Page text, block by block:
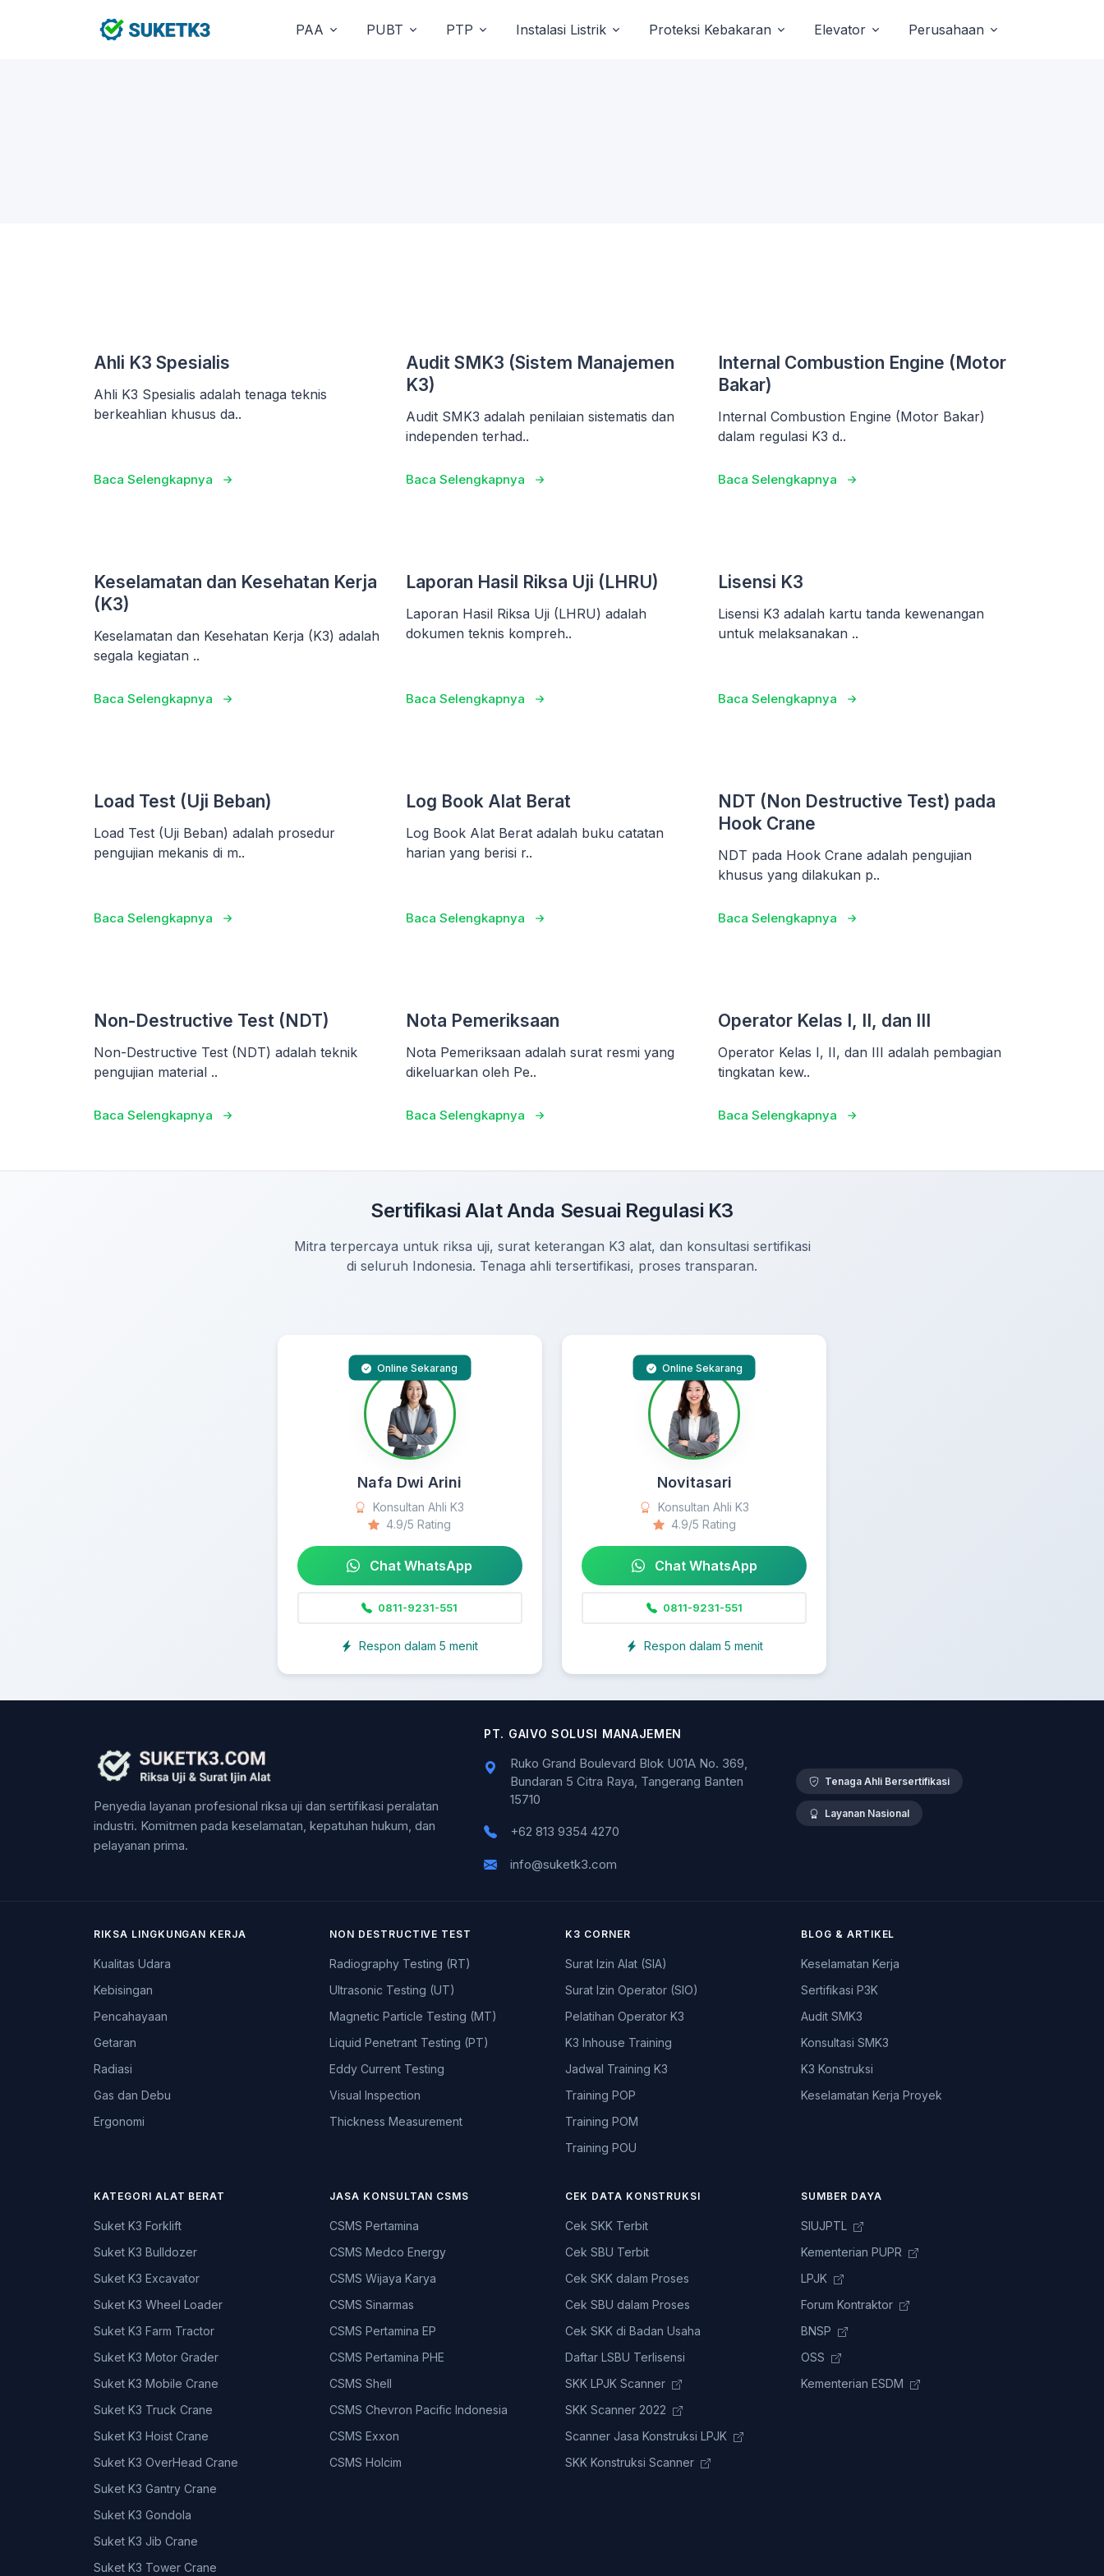
PAA PUBT PTP Instalasi Listrik Proteksi Kebakaran Elevator Perusahaan
Ahli K3 Spesialis
Ahli K3 Spesialis adalah tenaga teknis
berkeahlian khusus da..
Baca Selengkapnya
Audit SMK3 (Sistem Manajemen
K3)
Audit SMK3 adalah penilaian sistematis dan
independen terhad..
Baca Selengkapnya
Internal Combustion Engine (Motor
Bakar)
Internal Combustion Engine (Motor Bakar)
dalam regulasi K3 d..
Baca Selengkapnya
Keselamatan dan Kesehatan Kerja
(K3)
Keselamatan dan Kesehatan Kerja (K3) adalah
segala kegiatan ..
Baca Selengkapnya
Laporan Hasil Riksa Uji (LHRU)
Laporan Hasil Riksa Uji (LHRU) adalah
dokumen teknis kompreh..
Baca Selengkapnya
Lisensi K3
Lisensi K3 adalah kartu tanda kewenangan
untuk melaksanakan ..
Baca Selengkapnya
Load Test (Uji Beban)
Load Test (Uji Beban) adalah prosedur
pengujian mekanis di m..
Baca Selengkapnya
Log Book Alat Berat
Log Book Alat Berat adalah buku catatan
harian yang berisi r..
Baca Selengkapnya
NDT (Non Destructive Test) pada
Hook Crane
NDT pada Hook Crane adalah pengujian
khusus yang dilakukan p..
Baca Selengkapnya
Non-Destructive Test (NDT)
Non-Destructive Test (NDT) adalah teknik
pengujian material ..
Baca Selengkapnya
Nota Pemeriksaan
Nota Pemeriksaan adalah surat resmi yang
dikeluarkan oleh Pe..
Baca Selengkapnya
Operator Kelas I, II, dan III
Operator Kelas I, II, dan III adalah pembagian
tingkatan kew..
Baca Selengkapnya
Sertifikasi Alat Anda Sesuai Regulasi K3
Mitra terpercaya untuk riksa uji, surat keterangan K3 alat, dan konsultasi sertifikasi
di seluruh Indonesia. Tenaga ahli tersertifikasi, proses transparan.
Online Sekarang
Nafa Dwi Arini
Konsultan Ahli K3
4.9/5 Rating
Chat WhatsApp
0811-9231-551
Respon dalam 5 menit
Online Sekarang
Novitasari
Konsultan Ahli K3
4.9/5 Rating
Chat WhatsApp
0811-9231-551
Respon dalam 5 menit
Penyedia layanan profesional riksa uji dan sertifikasi peralatan
industri. Komitmen pada keselamatan, kepatuhan hukum, dan
pelayanan prima.
PT. GAIVO SOLUSI MANAJEMEN
Ruko Grand Boulevard Blok U01A No. 369,
Bundaran 5 Citra Raya, Tangerang Banten
15710
+62 813 9354 4270
info@suketk3.com
Tenaga Ahli Bersertifikasi
Layanan Nasional
RIKSA LINGKUNGAN KERJA
Kualitas Udara
Kebisingan
Pencahayaan
Getaran
Radiasi
Gas dan Debu
Ergonomi
NON DESTRUCTIVE TEST
Radiography Testing (RT)
Ultrasonic Testing (UT)
Magnetic Particle Testing (MT)
Liquid Penetrant Testing (PT)
Eddy Current Testing
Visual Inspection
Thickness Measurement
K3 CORNER
Surat Izin Alat (SIA)
Surat Izin Operator (SIO)
Pelatihan Operator K3
K3 Inhouse Training
Jadwal Training K3
Training POP
Training POM
Training POU
BLOG & ARTIKEL
Keselamatan Kerja
Sertifikasi P3K
Audit SMK3
Konsultasi SMK3
K3 Konstruksi
Keselamatan Kerja Proyek
KATEGORI ALAT BERAT
Suket K3 Forklift
Suket K3 Bulldozer
Suket K3 Excavator
Suket K3 Wheel Loader
Suket K3 Farm Tractor
Suket K3 Motor Grader
Suket K3 Mobile Crane
Suket K3 Truck Crane
Suket K3 Hoist Crane
Suket K3 OverHead Crane
Suket K3 Gantry Crane
Suket K3 Gondola
Suket K3 Jib Crane
Suket K3 Tower Crane
JASA KONSULTAN CSMS
CSMS Pertamina
CSMS Medco Energy
CSMS Wijaya Karya
CSMS Sinarmas
CSMS Pertamina EP
CSMS Pertamina PHE
CSMS Shell
CSMS Chevron Pacific Indonesia
CSMS Exxon
CSMS Holcim
CEK DATA KONSTRUKSI
Cek SKK Terbit
Cek SBU Terbit
Cek SKK dalam Proses
Cek SBU dalam Proses
Cek SKK di Badan Usaha
Daftar LSBU Terlisensi
SKK LPJK Scanner
SKK Scanner 2022
Scanner Jasa Konstruksi LPJK
SKK Konstruksi Scanner
SUMBER DAYA
SIUJPTL
Kementerian PUPR
LPJK
Forum Kontraktor
BNSP
OSS
Kementerian ESDM